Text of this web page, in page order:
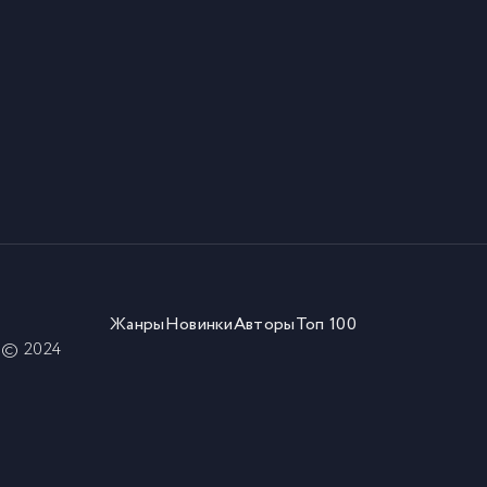
ЖанрыНовинкиАвторыТоп 100
2024